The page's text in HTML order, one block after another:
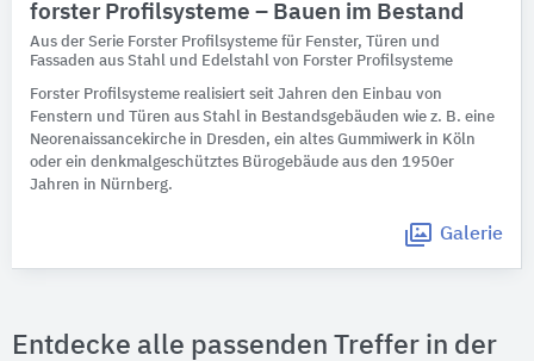
forster Profilsysteme – Bauen im Bestand
Aus der Serie Forster Profilsysteme für Fenster, Türen und
Fassaden aus Stahl und Edelstahl von Forster Profilsysteme
Forster Profilsysteme realisiert seit Jahren den Einbau von
Fenstern und Türen aus Stahl in Bestandsgebäuden wie z. B. eine
Neorenaissancekirche in Dresden, ein altes Gummiwerk in Köln
oder ein denkmalgeschütztes Bürogebäude aus den 1950er
Jahren in Nürnberg.
Galerie
Entdecke alle passenden Treffer in der